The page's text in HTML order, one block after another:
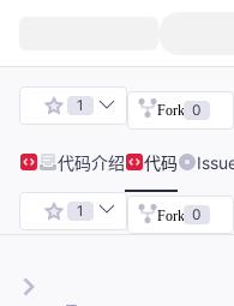
1 Fork 0
代码介绍 代码
1 Fork 0